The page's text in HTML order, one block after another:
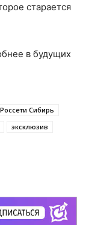
старается
в будущих
Россети Сибирь
эксклюзив